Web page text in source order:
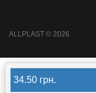
34.50 грн.
ALLPLAST © 2026